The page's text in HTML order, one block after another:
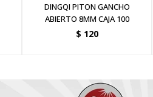
DINGQI PITON GANCHO
ABIERTO 8MM CAJA 100
$ 120